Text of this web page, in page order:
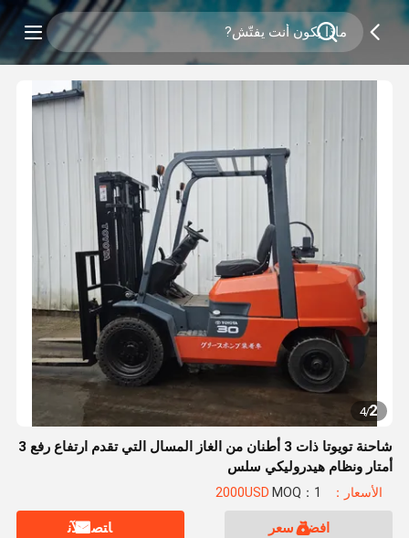
2
/
4
شاحنة تويوتا ذات 3 أطنان من الغاز المسال التي تقدم ارتفاع رفع 3
أمتار ونظام هيدروليكي سلس
الأسعار：2000USD MOQ：1
افضل سعر ﺎﺘﺼﻟ ﺍﻶﻧ